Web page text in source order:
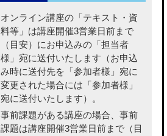
オンライン講座の「テキスト・資
料等」 は講座開催3営業日前まで
（目安）にお申込みの「担当者
様」宛に送付いたします（お申込
み時に送付先を「参加者様」宛に
変更された場合には「参加者様」
宛に送付いたします）。
事前課題がある講座の場合、事前
課題は講座開催3営業日前まで（目